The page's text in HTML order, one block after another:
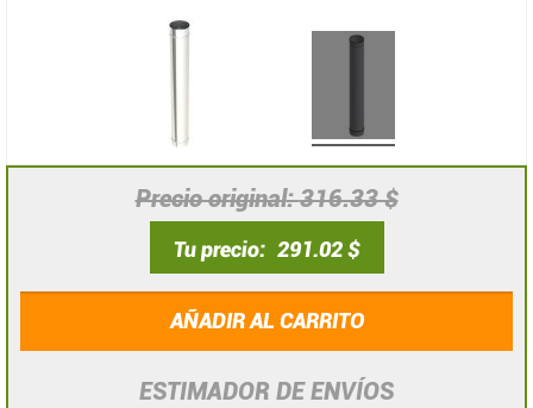
Precio original 316.33 $
Tu precio 291.02 $
AÑADIR AL CARRITO
ESTIMADOR DE ENVÍOS